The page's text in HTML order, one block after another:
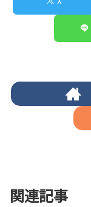
関連記事